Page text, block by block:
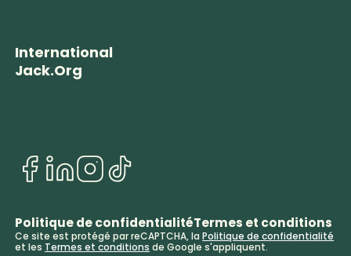
International
Jack.Org
Politique de confidentialitéTermes et conditions
Ce site est protégé par reCAPTCHA, laPolitique de confidentialité
et les Termes et conditions de Google s'appliquent.